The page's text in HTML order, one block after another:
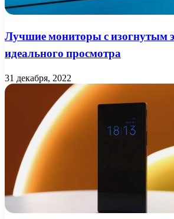
Лучшие мониторы с изогнутым
идеального просмотра
31 декабря, 2022